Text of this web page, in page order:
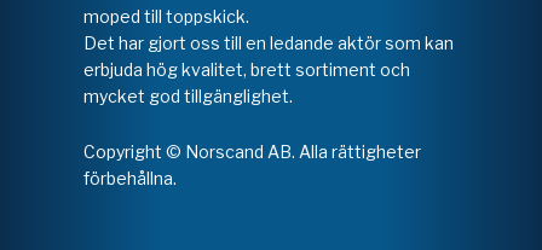
moped till toppskick.
Det har gjort oss till en ledande aktör som kan
erbjuda hög kvalitet, brett sortiment och
mycket god tillgänglighet.
Copyright © Norscand AB. Alla rättigheter
förbehållna.